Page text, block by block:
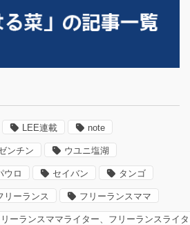
LEE連載 note
ンチン ウユニ塩湖
ウロ セイバン タンゴ
リーランス フリーランスママ
ーランスママライター、フリーランスライ